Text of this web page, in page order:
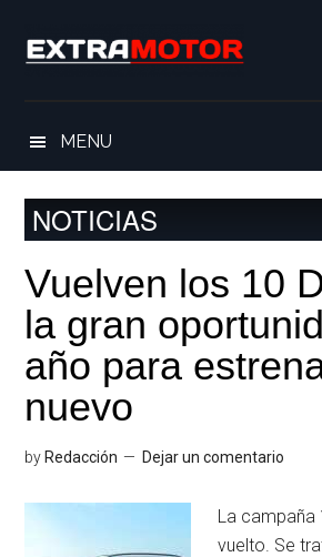
contenido
secondary
MENU
NOTICIAS
Vuelven los 10
la gran
año para
nuevo
by Redacción Dejar un comentario
La campaña
vuelto. Se